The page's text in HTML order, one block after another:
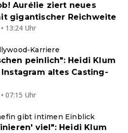
Aurélie ziert neues
gigantischer Reichweite
13:24 Uhr
Karriere
peinlich": Heidi Klum
altes Casting-
07:15 Uhr
gibt intimen Einblick
viel": Heidi Klum